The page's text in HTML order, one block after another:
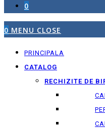
0
0 MENU CLOSE
PRINCIPALA
CATALOG
RECHIZITE DE